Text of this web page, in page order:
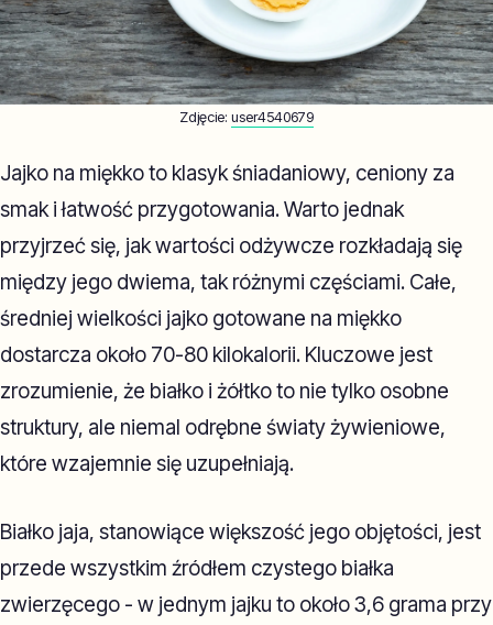
Zdjęcie: user4540679
Jajko na miękko to klasyk śniadaniowy, ceniony za
smak i łatwość przygotowania. Warto jednak
przyjrzeć się, jak wartości odżywcze rozkładają się
między jego dwiema, tak różnymi częściami. Całe,
średniej wielkości jajko gotowane na miękko
dostarcza około 70-80 kilokalorii. Kluczowe jest
zrozumienie, że białko i żółtko to nie tylko osobne
struktury, ale niemal odrębne światy żywieniowe,
które wzajemnie się uzupełniają.
Białko jaja, stanowiące większość jego objętości, jest
przede wszystkim źródłem czystego białka
zwierzęcego - w jednym jajku to około 3,6 grama przy